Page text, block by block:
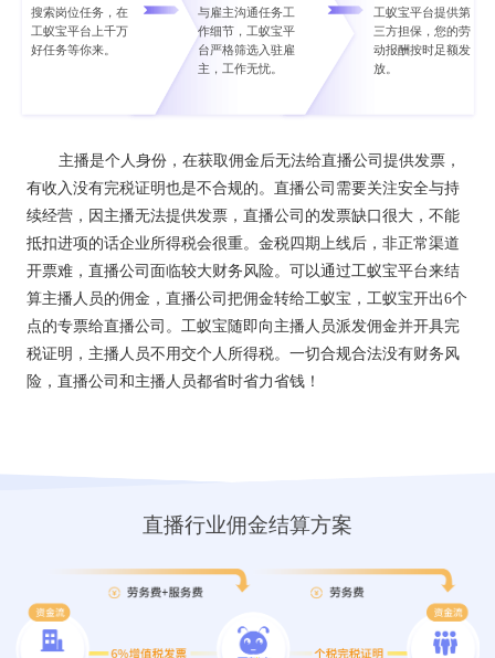
搜索岗位任务，在
工蚁宝平台上千万
好任务等你来。
与雇主沟通任务工
作细节，工蚁宝平
台严格筛选入驻雇
主，工作无忧。
工蚁宝平台提供第
三方担保，您的劳
动报酬按时足额发
放。
主播是个人身份，在获取佣金后无法给直播公司提供发票，
有收入没有完税证明也是不合规的。直播公司需要关注安全与持
续经营，因主播无法提供发票，直播公司的发票缺口很大，不能
抵扣进项的话企业所得税会很重。金税四期上线后，非正常渠道
开票难，直播公司面临较大财务风险。可以通过工蚁宝平台来结
算主播人员的佣金，直播公司把佣金转给工蚁宝，工蚁宝开出6个
点的专票给直播公司。工蚁宝随即向主播人员派发佣金并开具完
税证明，主播人员不用交个人所得税。一切合规合法没有财务风
险，直播公司和主播人员都省时省力省钱！
直播行业佣金结算方案